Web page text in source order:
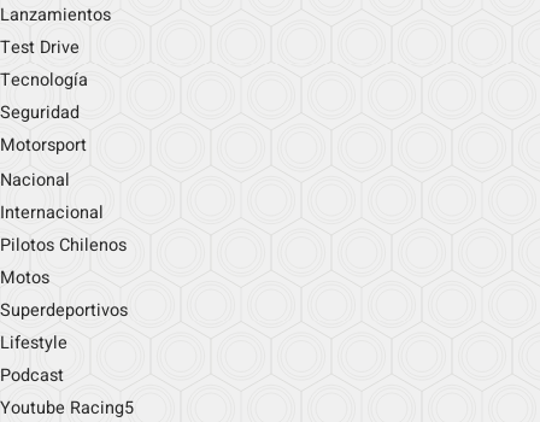
Lanzamientos
Test Drive
Tecnología
Seguridad
Motorsport
Nacional
Internacional
Pilotos Chilenos
Motos
Superdeportivos
Lifestyle
Podcast
Youtube Racing5